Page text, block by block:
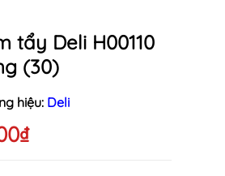
tẩy Deli H00110
(30)
hiệu: Deli